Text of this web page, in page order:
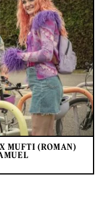
MUFTI (ROMAN)